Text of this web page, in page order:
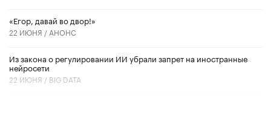
«Егор, давай во двор!»
22 ИЮНЯ / АНОНС
Из закона о регулировании ИИ убрали запрет на иностранные
нейросети
22 ИЮНЯ / BIG DATA